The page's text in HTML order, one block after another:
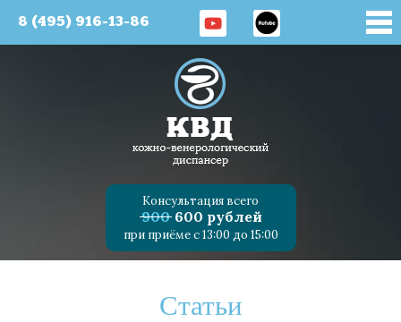
8 (495) 916-13-86
Консультация всего
900 600 рублей
при приёме с 13:00 до 15:00
Статьи